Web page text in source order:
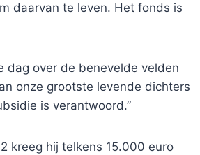
daarvan te leven. Het fonds is
dag over de benevelde velden
onze grootste levende dichters
is verantwoord.”
kreeg hij telkens 15.000 euro